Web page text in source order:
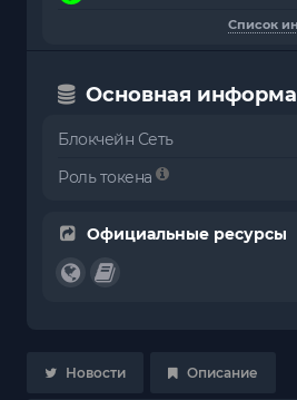
Список
Основная
Блокчейн Сеть
Роль токена
Официальные ресурсы
Новости Описание